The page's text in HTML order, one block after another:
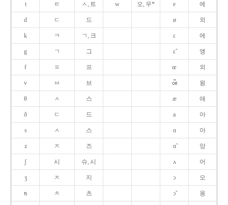
t ㅌ ㅅ, 트 w 오, 우* e 에
d ㄷ 드 ø 외
k ㅋ ㄱ, 크 ɛ 에
g ㄱ 그 ɛ̃ 앵
f ㅍ 프 œ 외
v ㅂ 브 욍
θ ㅅ 스 æ 애
ð ㄷ 드 a 아
s ㅅ 스 ɑ 아
z ㅈ 즈 ɑ̃ 앙
ʃ 시 슈, 시 ʌ 어
ʒ ㅈ 지 ɔ 오
ʦ ㅊ 츠 ɔ̃ 옹